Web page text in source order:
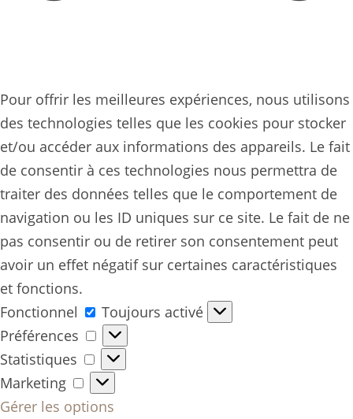
Pour offrir les meilleures expériences, nous utilisons
des technologies telles que les cookies pour stocker
et/ou accéder aux informations des appareils. Le fait
de consentir à ces technologies nous permettra de
traiter des données telles que le comportement de
navigation ou les ID uniques sur ce site. Le fait de ne
pas consentir ou de retirer son consentement peut
avoir un effet négatif sur certaines caractéristiques
et fonctions.
Fonctionnel
Fonctionnel
Toujours activé
Préférences
Préférences
Statistiques
Statistiques
Marketing
Marketing
Gérer les options